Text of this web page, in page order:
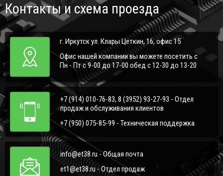
Контакты и схема проезда
г. Иркутск ул. Клары Цеткин, 16, офис 15
Офис нашей компании вы можете посетить с
Пн - Пт с 9-00 до 17-00 обед с 12-30 до 13-20
+7 (914) 010-76-83, 8 (3952) 93-27-93 - Отдел
продаж и обслуживания клиентов
+7 (950) 075-85-99 - Техническая поддержка
info@et38.ru - Общая почта
et1@et38.ru - Отдел продаж